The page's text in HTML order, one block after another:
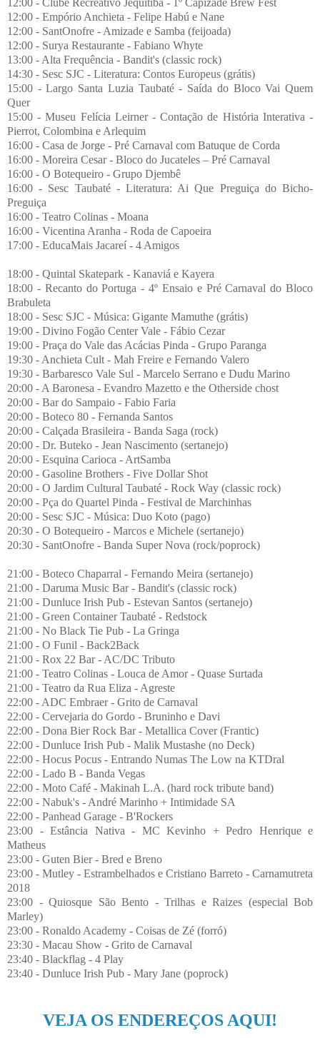
12:00 - Empório Anchieta - Felipe Habú e Nane
12:00 - SantOnofre - Amizade e Samba (feijoada)
12:00 - Surya Restaurante - Fabiano Whyte
13:00 - Alta Frequência - Bandit's (classic rock)
14:30 - Sesc SJC - Literatura: Contos Europeus (grátis)
15:00 - Largo Santa Luzia Taubaté - Saída do Bloco Vai Quem
Quer
15:00 - Museu Felícia Leirner - Contação de História Interativa -
Pierrot, Colombina e Arlequim
16:00 - Casa de Jorge - Pré Carnaval com Batuque de Corda
16:00 - Moreira Cesar - Bloco do Jucateles – Pré Carnaval
16:00 - O Botequeiro - Grupo Djembê
16:00 - Sesc Taubaté - Literatura: Ai Que Preguiça do Bicho-
Preguiça
16:00 - Teatro Colinas - Moana
16:00 - Vicentina Aranha - Roda de Capoeira
17:00 - EducaMais Jacareí - 4 Amigos
18:00 - Quintal Skatepark - Kanaviá e Kayera
18:00 - Recanto do Portuga - 4º Ensaio e Pré Carnaval do Bloco
Brabuleta
18:00 - Sesc SJC - Música: Gigante Mamuthe (grátis)
19:00 - Divino Fogão Center Vale - Fábio Cezar
19:00 - Praça do Vale das Acácias Pinda - Grupo Paranga
19:30 - Anchieta Cult - Mah Freire e Fernando Valero
19:30 - Barbaresco Vale Sul - Marcelo Serrano e Dudu Marino
20:00 - A Baronesa - Evandro Mazetto e the Otherside chost
20:00 - Bar do Sampaio - Fabio Faria
20:00 - Boteco 80 - Fernanda Santos
20:00 - Calçada Brasileira - Banda Saga (rock)
20:00 - Dr. Buteko - Jean Nascimento (sertanejo)
20:00 - Esquina Carioca - ArtSamba
20:00 - Gasoline Brothers - Five Dollar Shot
20:00 - O Jardim Cultural Taubaté - Rock Way (classic rock)
20:00 - Pça do Quartel Pinda - Festival de Marchinhas
20:00 - Sesc SJC - Música: Duo Koto (pago)
20:30 - O Botequeiro - Marcos e Michele (sertanejo)
20:30 - SantOnofre - Banda Super Nova (rock/poprock)
21:00 - Boteco Chaparral - Fernando Meira (sertanejo)
21:00 - Daruma Music Bar - Bandit's (classic rock)
21:00 - Dunluce Irish Pub - Estevan Santos (sertanejo)
21:00 - Green Container Taubaté - Redstock
21:00 - No Black Tie Pub - La Gringa
21:00 - O Funil - Back2Back
21:00 - Rox 22 Bar - AC/DC Tributo
21:00 - Teatro Colinas - Louca de Amor - Quase Surtada
21:00 - Teatro da Rua Eliza - Agreste
22:00 - ADC Embraer - Grito de Carnaval
22:00 - Cervejaria do Gordo - Bruninho e Davi
22:00 - Dona Bier Rock Bar - Metallica Cover (Frantic)
22:00 - Dunluce Irish Pub - Malik Mustashe (no Deck)
22:00 - Hocus Pocus - Entrando Numas The Low na KTDral
22:00 - Lado B - Banda Vegas
22:00 - Moto Café - Makinah L.A. (hard rock tribute band)
22:00 - Nabuk's - André Marinho + Intimidade SA
22:00 - Panhead Garage - B'Rockers
23:00 - Estância Nativa - MC Kevinho + Pedro Henrique e
Matheus
23:00 - Guten Bier - Bred e Breno
23:00 - Mutley - Estrambelhados e Cristiano Barreto - Carnamutreta
2018
23:00 - Quiosque São Bento - Trilhas e Raizes (especial Bob
Marley)
23:00 - Ronaldo Academy - Coisas de Zé (forró)
23:30 - Macau Show - Grito de Carnaval
23:40 - Blackflag - 4 Play
23:40 - Dunluce Irish Pub - Mary Jane (poprock)
VEJA OS ENDEREÇOS AQUI!